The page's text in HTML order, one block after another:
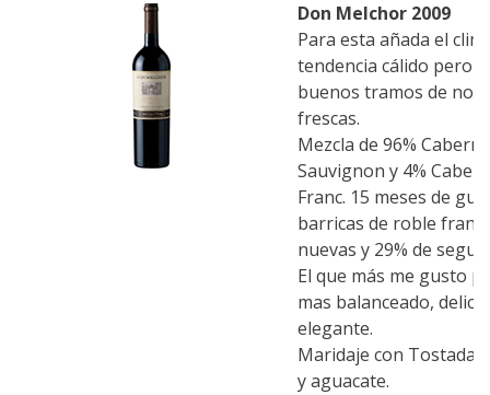
Don Melchor 2009
Para esta añada el
tendencia cálido pero
buenos tramos de
frescas.
Mezcla de 96%
Sauvignon y 4%
Franc. 15 meses de
barricas de roble
nuevas y 29% de
El que más me gusto
mas balanceado,
elegante.
Maridaje con
y aguacate.